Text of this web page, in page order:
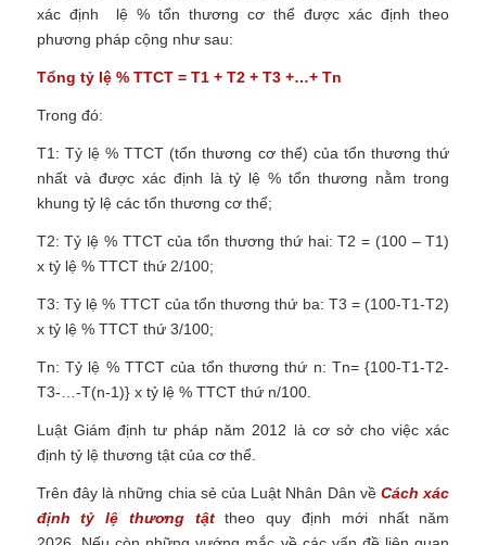
xác định lệ % tổn thương cơ thể được xác định theo
phương pháp cộng như sau:
Tổng tỷ lệ % TTCT = T1 + T2 + T3 +…+ Tn
Trong đó:
T1: Tỷ lệ % TTCT (tổn thương cơ thể) của tổn thương thứ
nhất và được xác định là tỷ lệ % tổn thương nằm trong
khung tỷ lệ các tổn thương cơ thể;
T2: Tỷ lệ % TTCT của tổn thương thứ hai: T2 = (100 – T1)
x tỷ lệ % TTCT thứ 2/100;
T3: Tỷ lệ % TTCT của tổn thương thứ ba: T3 = (100-T1-T2)
x tỷ lệ % TTCT thứ 3/100;
Tn: Tỷ lệ % TTCT của tổn thương thứ n: Tn= {100-T1-T2-
T3-…-T(n-1)} x tỷ lệ % TTCT thứ n/100.
Luật Giám định tư pháp năm 2012 là cơ sở cho việc xác
định tỷ lệ thương tật của cơ thể.
Trên đây là những chia sẻ của Luật Nhân Dân vềCách xác
định tỷ lệ thương tậttheo quy định mới nhất năm